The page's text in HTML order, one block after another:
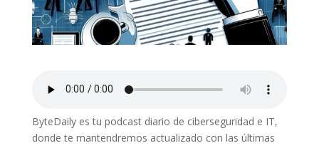
ByteDaily es tu podcast diario de ciberseguridad e IT,
donde te mantendremos actualizado con las últimas